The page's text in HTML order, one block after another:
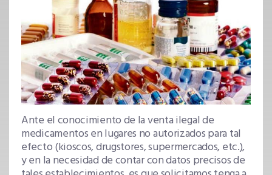
Ante el conocimiento de la venta ilegal de
medicamentos en lugares no autorizados para tal
efecto (kioscos, drugstores, supermercados, etc.),
y en la necesidad de contar con datos precisos de